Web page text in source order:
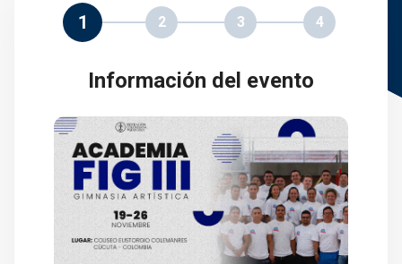
1 2 3 4
Información del evento